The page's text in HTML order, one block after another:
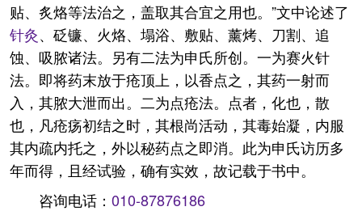
贴、炙烙等法治之，盖取其合宜之用也。”文中论述了
针灸、砭镰、火烙、塌浴、敷贴、薰烤、刀割、追
蚀、吸脓诸法。另有二法为申氏所创。一为赛火针
法。即将药末放于疮顶上，以香点之，其药一射而
入，其脓大泄而出。二为点疮法。点者，化也，散
也，凡疮疡初结之时，其根尚活动，其毒始凝，内服
其内疏内托之，外以秘药点之即消。此为申氏访历多
年而得，且经试验，确有实效，故记载于书中。
咨询电话： 010-87876186